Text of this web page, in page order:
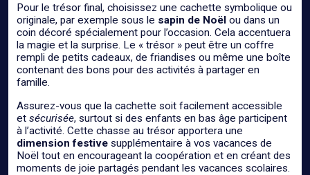
Pour le trésor final, choisissez une cachette symbolique ou
originale, par exemple sous le sapin de Noël ou dans un
coin décoré spécialement pour l’occasion. Cela accentuera
la magie et la surprise. Le « trésor » peut être un coffre
rempli de petits cadeaux, de friandises ou même une boîte
contenant des bons pour des activités à partager en
famille.
Assurez-vous que la cachette soit facilement accessible
et sécurisée, surtout si des enfants en bas âge participent
à l’activité. Cette chasse au trésor apportera une
dimension festive supplémentaire à vos vacances de
Noël tout en encourageant la coopération et en créant des
moments de joie partagés pendant les vacances scolaires.